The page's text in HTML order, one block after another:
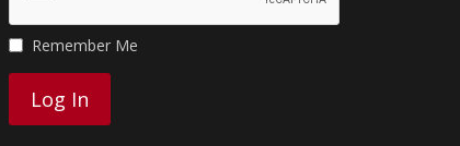
Remember Me